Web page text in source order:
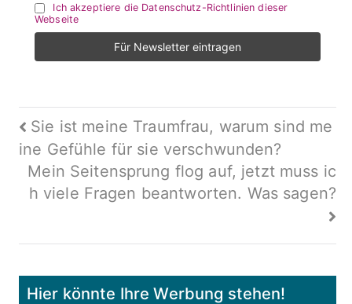
Ich akzeptiere die Datenschutz-Richtlinien dieser
Webseite
Beitragsnavigation
Sie ist meine Traumfrau, warum sind me
ine Gefühle für sie verschwunden?
Mein Seitensprung flog auf, jetzt muss ic
h viele Fragen beantworten. Was sagen?
Hier könnte Ihre Werbung stehen!